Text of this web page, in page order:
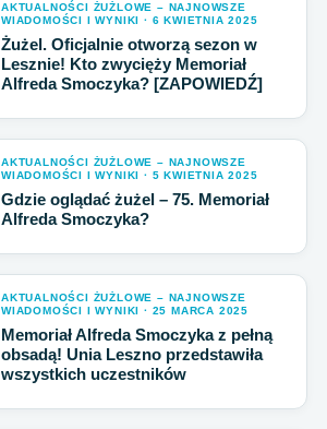
AKTUALNOŚCI ŻUŻLOWE – NAJNOWSZE
WIADOMOŚCI I WYNIKI · 6 KWIETNIA 2025
Żużel. Oficjalnie otworzą sezon w
Lesznie! Kto zwycięży Memoriał
Alfreda Smoczyka? [ZAPOWIEDŹ]
AKTUALNOŚCI ŻUŻLOWE – NAJNOWSZE
WIADOMOŚCI I WYNIKI · 5 KWIETNIA 2025
Gdzie oglądać żużel – 75. Memoriał
Alfreda Smoczyka?
AKTUALNOŚCI ŻUŻLOWE – NAJNOWSZE
WIADOMOŚCI I WYNIKI · 25 MARCA 2025
Memoriał Alfreda Smoczyka z pełną
obsadą! Unia Leszno przedstawiła
wszystkich uczestników